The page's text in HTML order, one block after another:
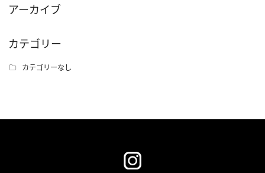
アーカイブ
カテゴリー
カテゴリーなし